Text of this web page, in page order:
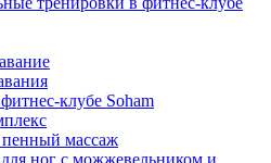
клубе Soham
массаж
ног с можжевельником и